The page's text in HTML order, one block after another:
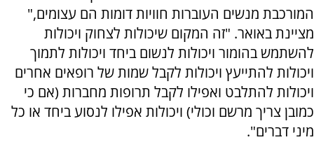
המורכבת מנשים העוברות חוויות דומות הם עצומים,"
מציינת באואר. "זה המקום שיכולות לצחוק ויכולות
להשתמש בהומור ויכולות לנשום ביחד ויכולות לתמוך
ויכולות להתייעץ ויכולות לקבל שמות של רופאים אחרים
ויכולות להתלבט ואפילו לקבל תרופות מחברות (אם כי
כמובן צריך מרשם וכולי) ויכולות אפילו לנסוע ביחד או כל
מיני דברים".